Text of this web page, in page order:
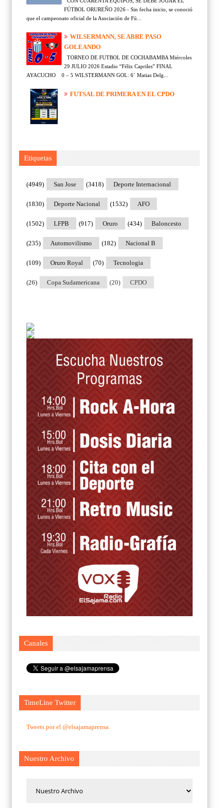
FÚTBOL ORUREÑO 2026 - Sin fecha inicio, se conoció
que el campeonato oficial de la Asociación de Fú...
WILSERMANN, SE ABRE PASO
GOLEANDO
TORNEO DE FUTBOL DE COCHABAMBA Miércoles
29 JULIO 2026 Estadio “Félix Capriles” FINAL
AYACUCHO 0 – 5 WILSTERMANN GOL: 6´ Matias Delg...
FUTSAL DE PRIMERA EN EL CPDO
Etiquetas
San Jose
(4949) Deporte Internacional
(3418)
Deporte Nacional
(1830) AFO
(1532)
LFPB
(1502) Oruro
(917) Baloncesto
(434)
Automovilismo
(235) Nacional B
(182)
Oruro Royal
(109) Tecnologia
(70)
Copa Sudamericana
(26) CPDO
(20)
Canales
TimeLine Twitter
Tweets por el @elsajamaprensa.
Nuestro Archivo